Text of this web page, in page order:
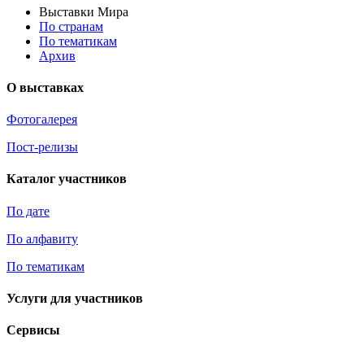
Выставки Мира
По странам
По тематикам
Архив
О выставках
Фотогалерея
Пост-релизы
Каталог участников
По дате
По алфавиту
По тематикам
Услуги для участников
Сервисы